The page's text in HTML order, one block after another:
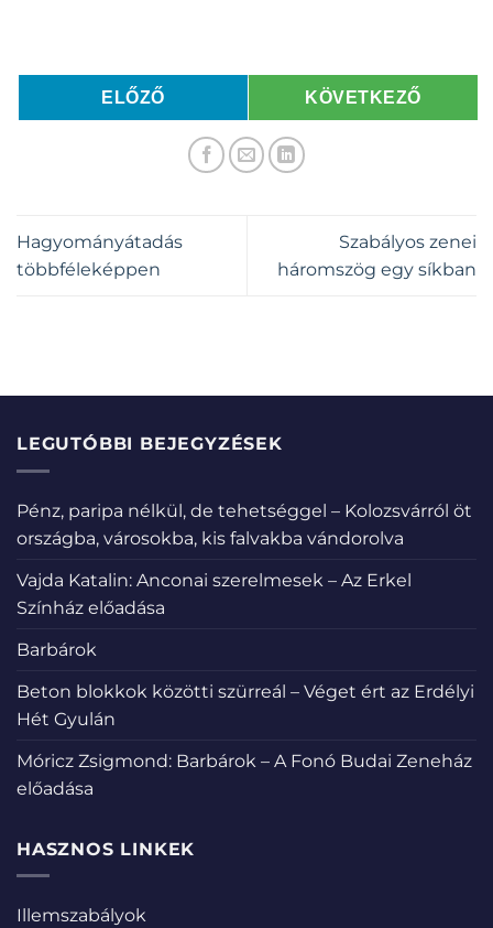
ELŐZŐ KÖVETKEZŐ
Hagyományátadás
többféleképpen
Szabályos zenei
háromszög egy síkban
LEGUTÓBBI BEJEGYZÉSEK
Pénz, paripa nélkül, de tehetséggel – Kolozsvárról öt
országba, városokba, kis falvakba vándorolva
Vajda Katalin: Anconai szerelmesek – Az Erkel
Színház előadása
Barbárok
Beton blokkok közötti szürreál – Véget ért az Erdélyi
Hét Gyulán
Móricz Zsigmond: Barbárok – A Fonó Budai Zeneház
előadása
HASZNOS LINKEK
Illemszabályok